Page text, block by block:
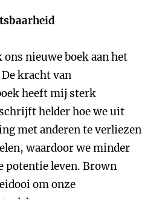
nieuwe boek aan het
kracht van
heeft mij sterk
helder hoe we uit
met anderen te verliezen
waardoor we minder
potentie leven. Brown
om onze